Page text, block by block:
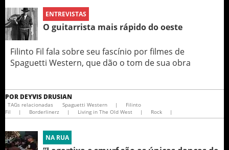
ENTREVISTAS
O guitarrista mais rápido do oeste
Filinto Fil fala sobre seu fascínio por filmes de
Spaguetti Western, que dão o tom de sua obra
POR DEYVIS DRUSIAN
TAGs relacionadas Spaguetti Western |
Filinto
Fil
| Borderlinerz | Living in The Old West | Rock |
NA RUA